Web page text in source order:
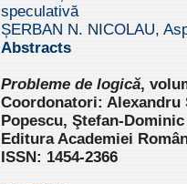
speculativă
ȘERBAN N. NICOLAU,
Abstracts
Probleme de logică,
Coordonatori: Alexandru
Popescu, Ştefan-
Editura Academiei
ISSN: 1454-2366